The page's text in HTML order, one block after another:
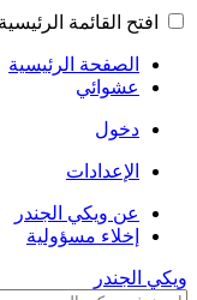
افتح القائمة الرئيسية
الصفحة الرئيسية
عشوائي
دخول
الإعدادات
عن ويكي الجندر
إخلاء مسؤولية
ويكي الجندر